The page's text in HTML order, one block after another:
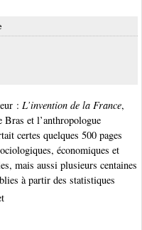
: L’invention de la France,
Bras et l’anthropologue
certes quelques 500 pages
économiques et
mais aussi plusieurs centaines
à partir des statistiques